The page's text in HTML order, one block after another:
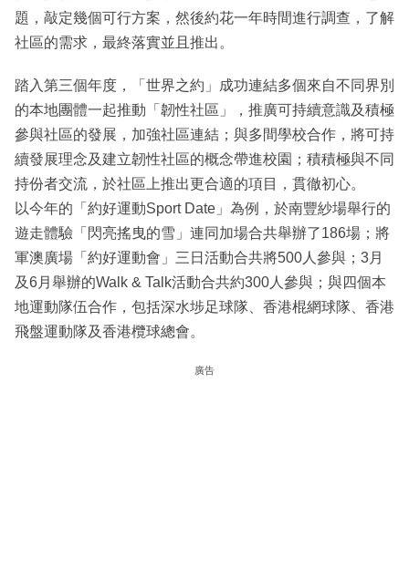
題，敲定幾個可行方案，然後約花一年時間進行調查，了解
社區的需求，最終落實並且推出。
踏入第三個年度，「世界之約」成功連結多個來自不同界別
的本地團體一起推動「韌性社區」，推廣可持續意識及積極
參與社區的發展，加強社區連結；與多間學校合作，將可持
續發展理念及建立韌性社區的概念帶進校園；積積極與不同
持份者交流，於社區上推出更合適的項目，貫徹初心。
以今年的「約好運動Sport Date」為例，於南豐紗場舉行的
遊走體驗「閃亮搖曳的雪」連同加場合共舉辦了186場；將
軍澳廣場「約好運動會」三日活動合共將500人參與；3月
及6月舉辦的Walk & Talk活動合共約300人參與；與四個本
地運動隊伍合作，包括深水埗足球隊、香港棍網球隊、香港
飛盤運動隊及香港欖球總會。
廣告